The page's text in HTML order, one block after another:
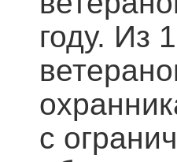
году. Из
с